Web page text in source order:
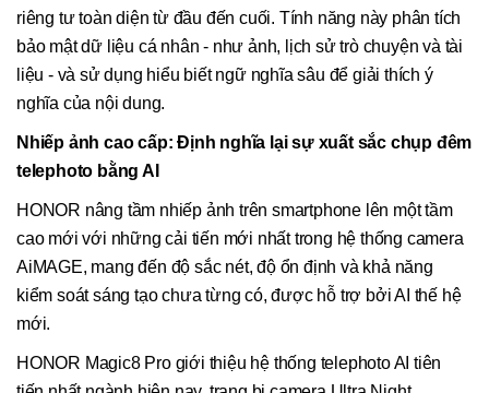
riêng tư toàn diện từ đầu đến cuối. Tính năng này phân tích
bảo mật dữ liệu cá nhân - như ảnh, lịch sử trò chuyện và tài
liệu - và sử dụng hiểu biết ngữ nghĩa sâu để giải thích ý
nghĩa của nội dung.
Nhiếp ảnh cao cấp: Định nghĩa lại sự xuất sắc chụp đêm
telephoto bằng AI
HONOR nâng tầm nhiếp ảnh trên smartphone lên một tầm
cao mới với những cải tiến mới nhất trong hệ thống camera
AiMAGE, mang đến độ sắc nét, độ ổn định và khả năng
kiểm soát sáng tạo chưa từng có, được hỗ trợ bởi AI thế hệ
mới.
HONOR Magic8 Pro giới thiệu hệ thống telephoto AI tiên